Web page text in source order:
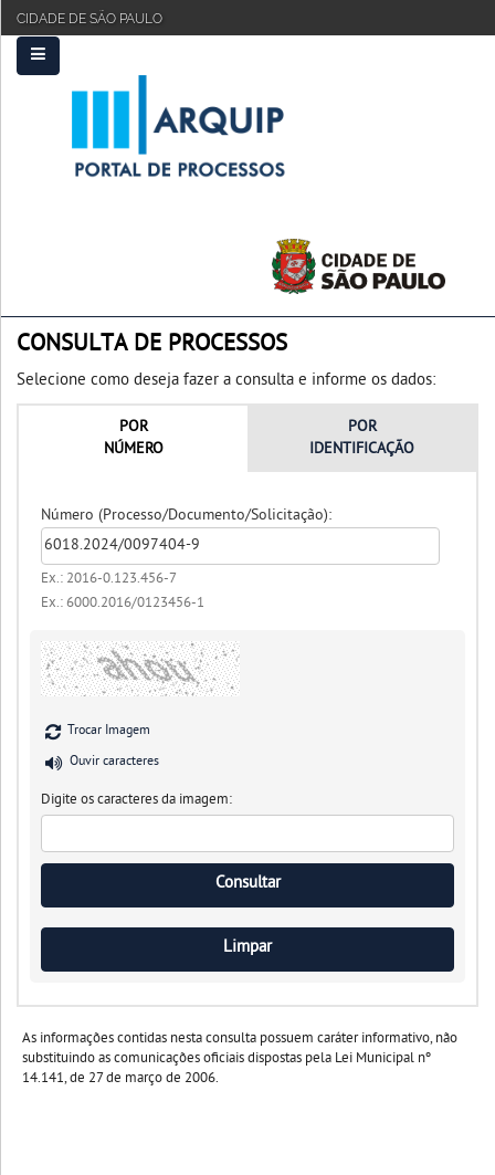
CIDADE DE SÃO PAULO
CONSULTA DE PROCESSOS
Selecione como deseja fazer a consulta e informe os dados:
POR
NÚMERO
POR
IDENTIFICAÇÃO
Número (Processo/Documento/Solicitação):
Ex.: 2016-0.123.456-7
Ex.: 6000.2016/0123456-1
Trocar Imagem
Ouvir caracteres
Digite os caracteres da imagem:
As informações contidas nesta consulta possuem caráter informativo, não
substituindo as comunicações oficiais dispostas pela Lei Municipal nº
14.141, de 27 de março de 2006.
PRINCIPAL
FAQ